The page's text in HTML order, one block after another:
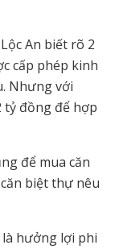
An biết rõ 2
cấp phép kinh
Nhưng với
tỷ đồng để hợp
để mua căn
biệt thự nêu
hưởng lợi phi